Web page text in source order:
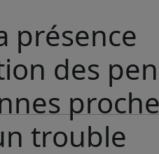
présence
des
trouble